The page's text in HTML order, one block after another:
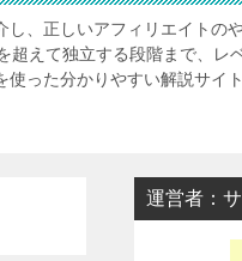
し、正しいアフィリエイトの
超えて独立する段階まで、レ
った分かりやすい解説サイト
運営者：